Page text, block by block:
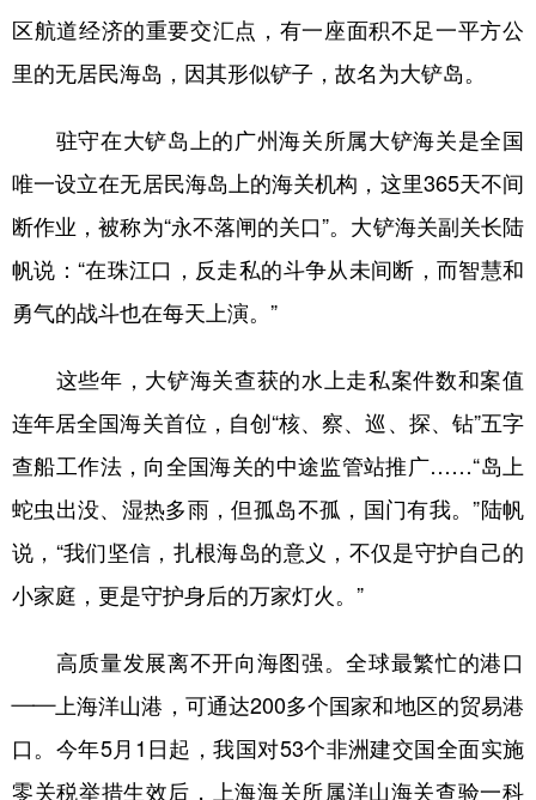
区航道经济的重要交汇点，有一座面积不足一平方公
里的无居民海岛，因其形似铲子，故名为大铲岛。
驻守在大铲岛上的广州海关所属大铲海关是全国
唯一设立在无居民海岛上的海关机构，这里365天不间
断作业，被称为“永不落闸的关口”。大铲海关副关长陆
帆说：“在珠江口，反走私的斗争从未间断，而智慧和
勇气的战斗也在每天上演。”
这些年，大铲海关查获的水上走私案件数和案值
连年居全国海关首位，自创“核、察、巡、探、钻”五字
查船工作法，向全国海关的中途监管站推广……“岛上
蛇虫出没、湿热多雨，但孤岛不孤，国门有我。”陆帆
说，“我们坚信，扎根海岛的意义，不仅是守护自己的
小家庭，更是守护身后的万家灯火。”
高质量发展离不开向海图强。全球最繁忙的港口
——上海洋山港，可通达200多个国家和地区的贸易港
口。今年5月1日起，我国对53个非洲建交国全面实施
零关税举措生效后，上海海关所属洋山海关查验一科